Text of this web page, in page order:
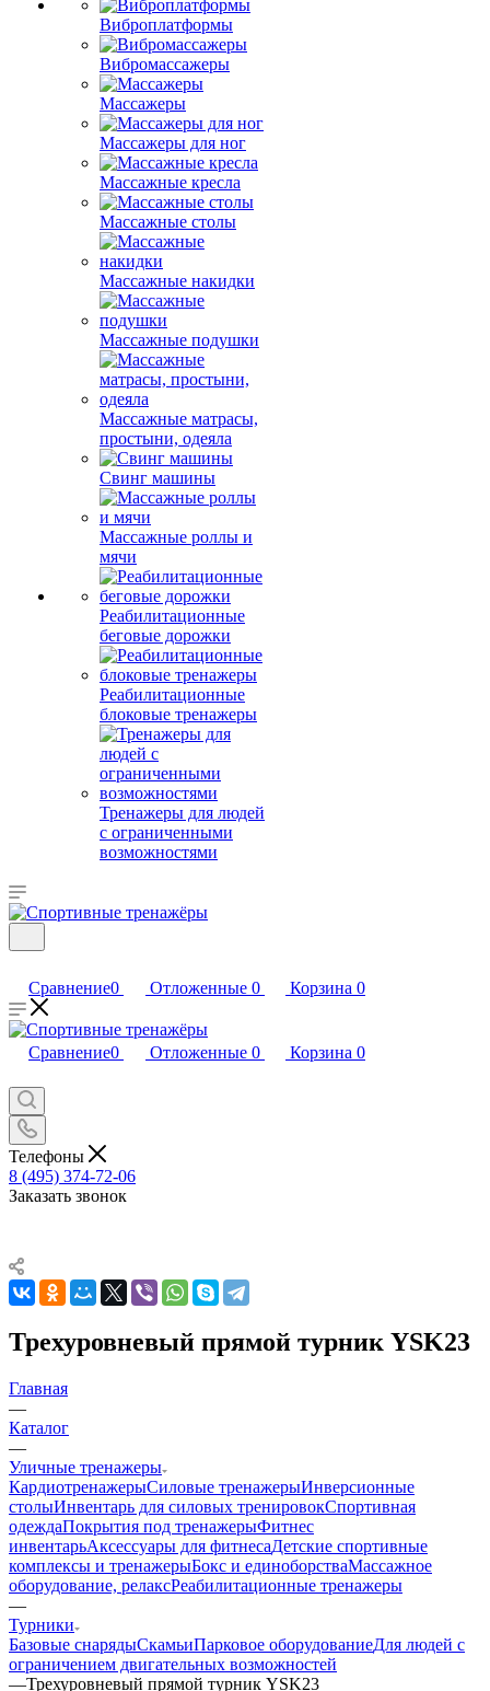
Виброплатформы
Вибромассажеры
Массажеры
Массажеры для ног
Массажные кресла
Массажные столы
Массажные накидки
Массажные подушки
Массажные матрасы,
простыни, одеяла
Свинг машины
Массажные роллы и
мячи
Реабилитационные
беговые дорожки
Реабилитационные
блоковые тренажеры
Тренажеры для людей
с ограниченными
возможностями
Сравнение0 Отложенные 0 Корзина 0
Сравнение0 Отложенные 0 Корзина 0
Телефоны
8 (495) 374-72-06
Заказать звонок
Трехуровневый прямой турник YSK23
Главная
—
Каталог
—
Уличные тренажеры
КардиотренажерыСиловые тренажерыИнверсионные
столыИнвентарь для силовых тренировокСпортивная
одеждаПокрытия под тренажерыФитнес
инвентарьАксессуары для фитнесаДетские спортивные
комплексы и тренажерыБокс и единоборстваМассажное
оборудование, релаксРеабилитационные тренажеры
—
Турники
Базовые снарядыСкамьиПарковое оборудованиеДля людей с
ограничением двигательных возможностей
—Трехуровневый прямой турник YSK23